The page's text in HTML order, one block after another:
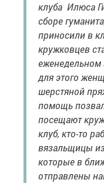
клуба Илюса
сборе
приносили в
кружковцев
еженедельном
для этого
шерстяной
помощь
посещают
клуб, кто-то
вязальщицы
которые в
отправлены